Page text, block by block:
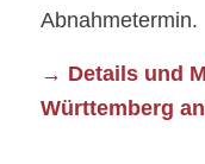
Abnahmetermin.
→ Details und
Württemberg